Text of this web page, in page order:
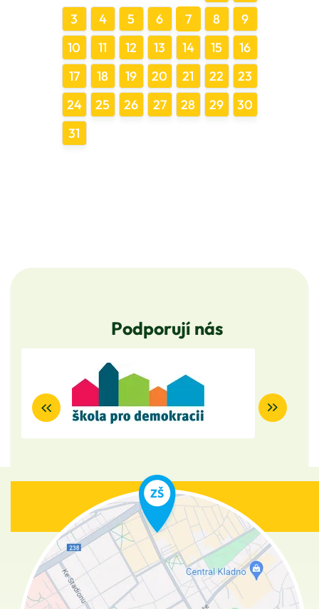
3
4 5 6 7 8
9
10
11 12 13 14 15
16
17
18 19 20 21 22
23
24
25 26 27 28 29
30
31
Podporují nás